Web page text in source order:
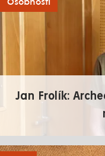
Osobnosti
Jan Frolík: